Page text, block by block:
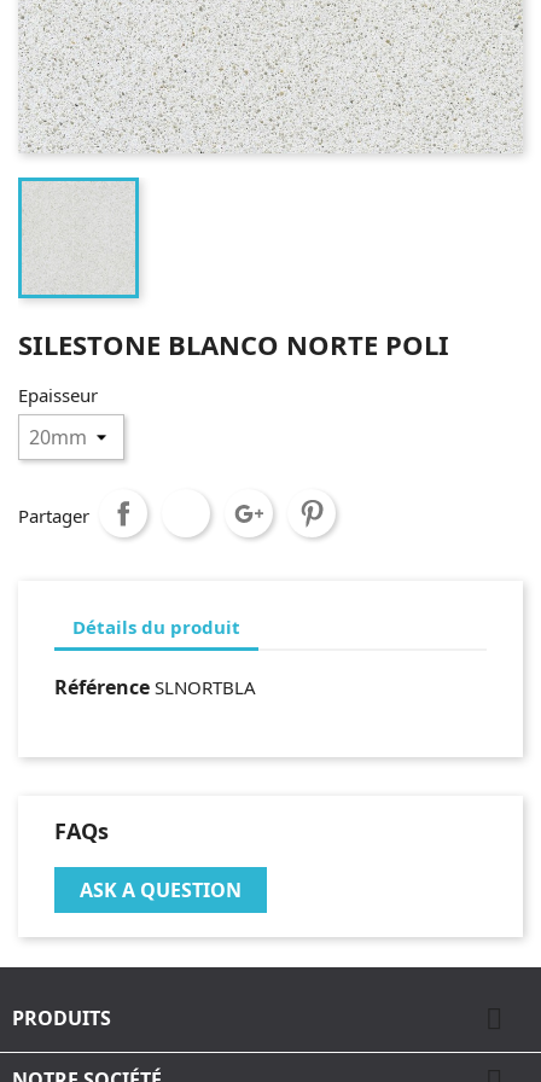
SILESTONE BLANCO NORTE POLI
Epaisseur
Partager
Détails du produit
Référence SLNORTBLA
FAQs
ASK A QUESTION
PRODUITS 